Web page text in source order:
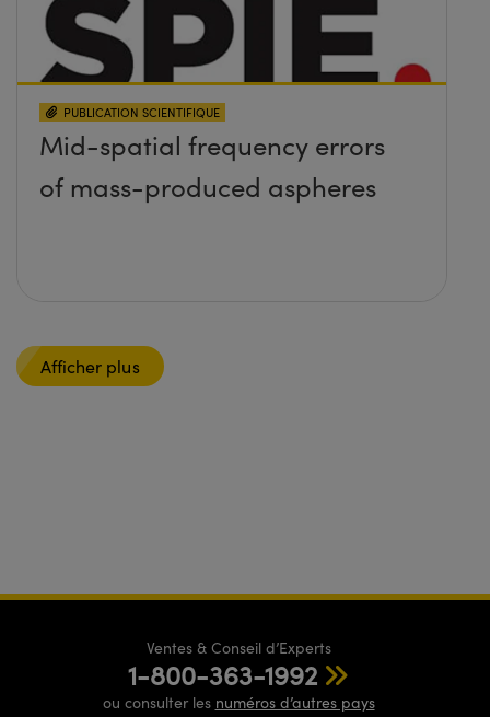
PUBLICATION SCIENTIFIQUE
Mid-spatial frequency errors
of mass-produced aspheres
Afficher plus
Ventes & Conseil d’Experts
1-800-363-1992
ou consulter les numéros d’autres pays